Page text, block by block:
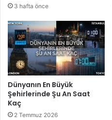
3 hafta önce
Dünyanın En Büyük
Şehirlerinde Şu An Saat
Kaç
2 Temmuz 2026